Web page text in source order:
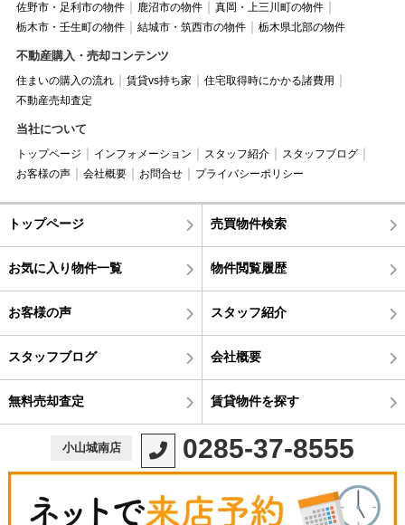
佐野市・足利市の物件
鹿沼市の物件
真岡・上三川町の物件
栃木市・壬生町の物件
結城市・筑西市の物件 栃木県北部の物件
不動産購入・売却コンテンツ
住まいの購入の流れ 賃貸vs持ち家
住宅取得時にかかる諸費用
不動産売却査定
当社について
トップページ インフォメーション スタッフ紹介
スタッフブログ
お客様の声
会社概要 お問合せ プライバシーポリシー
トップページ 売買物件検索
お気に入り物件一覧 物件閲覧履歴
お客様の声 スタッフ紹介
スタッフブログ 会社概要
無料売却査定 賃貸物件を探す
小山城南店 0285-37-8555